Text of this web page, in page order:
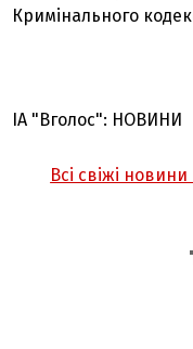
Кримінального
ІА "Вголос": НОВИНИ
Всі свіжі